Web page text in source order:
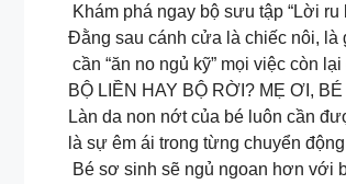
Khám phá ngay bộ sưu tập “Lời
Đằng sau cánh cửa là chiếc nôi, là
cần “ăn no ngủ kỹ” mọi việc còn
BỘ LIỀN HAY BỘ RỜI? MẸ ƠI,
Làn da non nớt của bé luôn cần
là sự êm ái trong từng chuyển
Bé sơ sinh sẽ ngủ ngoan hơn với